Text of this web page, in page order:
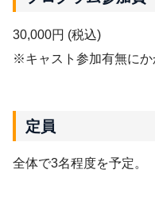
30,000円 (税込)
※キャスト参加有無にか
定員
全体で3名程度を予定。